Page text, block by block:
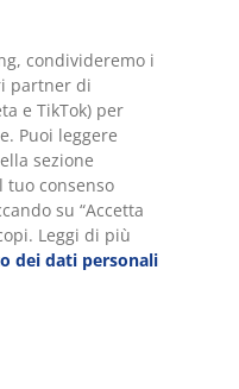
condivideremo i
partner di
e TikTok) per
Puoi leggere
sezione
tuo consenso
su “Accetta
Leggi di più
dei dati personali